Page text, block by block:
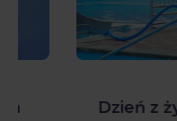
12
Dzień z życia